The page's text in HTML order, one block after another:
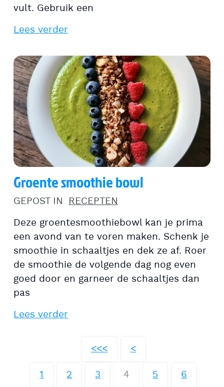
vult. Gebruik een
Lees verder
Groente smoothie bowl
GEPOST IN RECEPTEN
Deze groentesmoothiebowl kan je prima
een avond van te voren maken. Schenk je
smoothie in schaaltjes en dek ze af. Roer
de smoothie de volgende dag nog even
goed door en garneer de schaaltjes dan
pas
Lees verder
<<< <
1 2 3 4 5 6